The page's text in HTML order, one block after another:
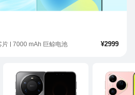
片 7000 mAh 巨鲸电池 ¥2999